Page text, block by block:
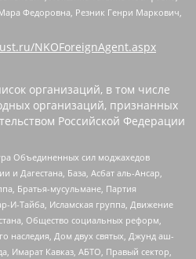
Федоровна, Резник Генри Маркович,
NKOForeignAgent.aspx
организаций, в том числе
организаций, признанных
Российской Федерации
Объединенных сил моджахедов
и Дагестана, База, Асбат аль-Ансар,
Братья-мусульмане, Партия
И-Тайба, Исламская группа, Движение
Общество социальных реформ,
наследия, Дом двух святых, Джунд аш-
Имарат Кавказ, АБТО, Правый сектор,